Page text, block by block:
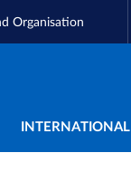
Organisation
INTERNATIONAL